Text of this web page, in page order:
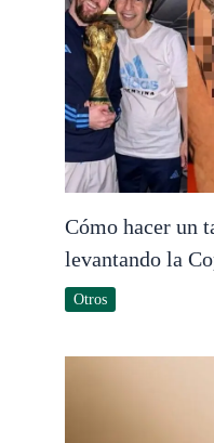
Cómo hacer un
levantando la
Otros